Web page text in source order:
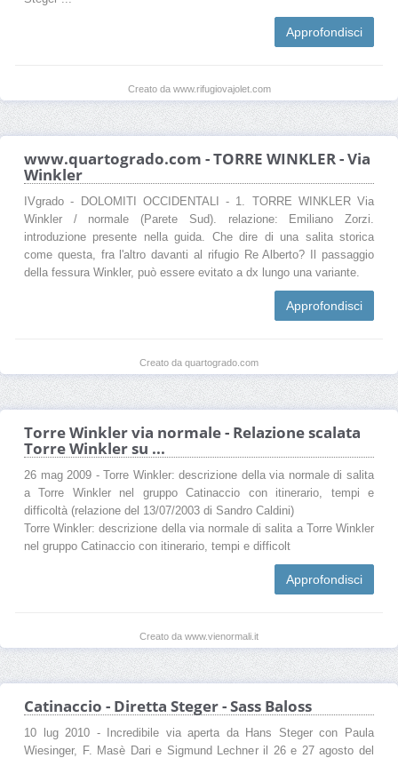
Approfondisci
Creato da www.rifugiovajolet.com
www.quartogrado.com - TORRE WINKLER - Via
Winkler
IVgrado - DOLOMITI OCCIDENTALI - 1. TORRE WINKLER Via
Winkler / normale (Parete Sud). relazione: Emiliano Zorzi.
introduzione presente nella guida. Che dire di una salita storica
come questa, fra l'altro davanti al rifugio Re Alberto? Il passaggio
della fessura Winkler, può essere evitato a dx lungo una variante.
Approfondisci
Creato da quartogrado.com
Torre Winkler via normale - Relazione scalata
Torre Winkler su ...
26 mag 2009 - Torre Winkler: descrizione della via normale di salita
a Torre Winkler nel gruppo Catinaccio con itinerario, tempi e
difficoltà (relazione del 13/07/2003 di Sandro Caldini)
Torre Winkler: descrizione della via normale di salita a Torre Winkler
nel gruppo Catinaccio con itinerario, tempi e difficolt
Approfondisci
Creato da www.vienormali.it
Catinaccio - Diretta Steger - Sass Baloss
10 lug 2010 - Incredibile via aperta da Hans Steger con Paula
Wiesinger, F. Masè Dari e Sigmund Lechner il 26 e 27 agosto del